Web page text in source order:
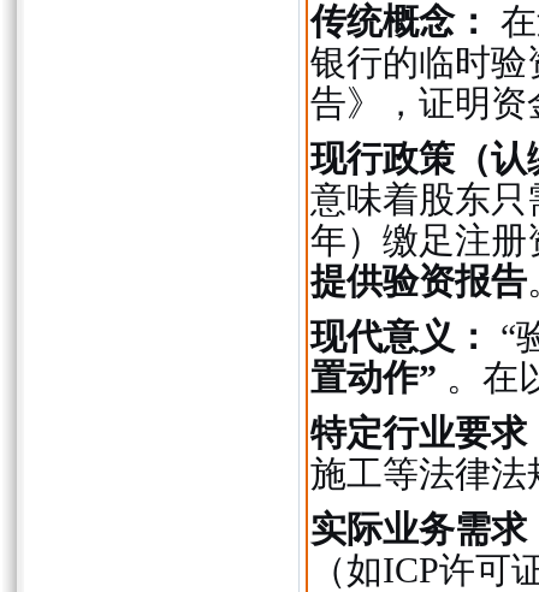
传统概念：
银行的临时
告》，证明
现行政策（认
意味着股东只
年）缴足注册
提供验资报告
现代意义：
“
置动作” 。在
特定行业要求
施工等法律
实际业务需求
（如ICP许